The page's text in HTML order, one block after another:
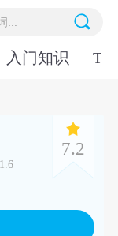
入门知识
7.2